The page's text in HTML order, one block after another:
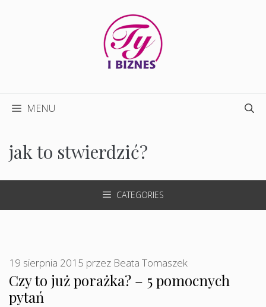
MENU
jak to stwierdzić?
CATEGORIES
Czy to już porażka? – 5 pomocnych
pytań
19 sierpnia 2015 przez Beata Tomaszek